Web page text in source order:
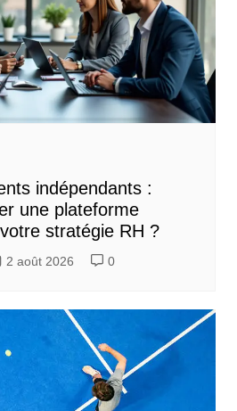
indépendants :
une plateforme
stratégie RH ?
2 août 2026 0